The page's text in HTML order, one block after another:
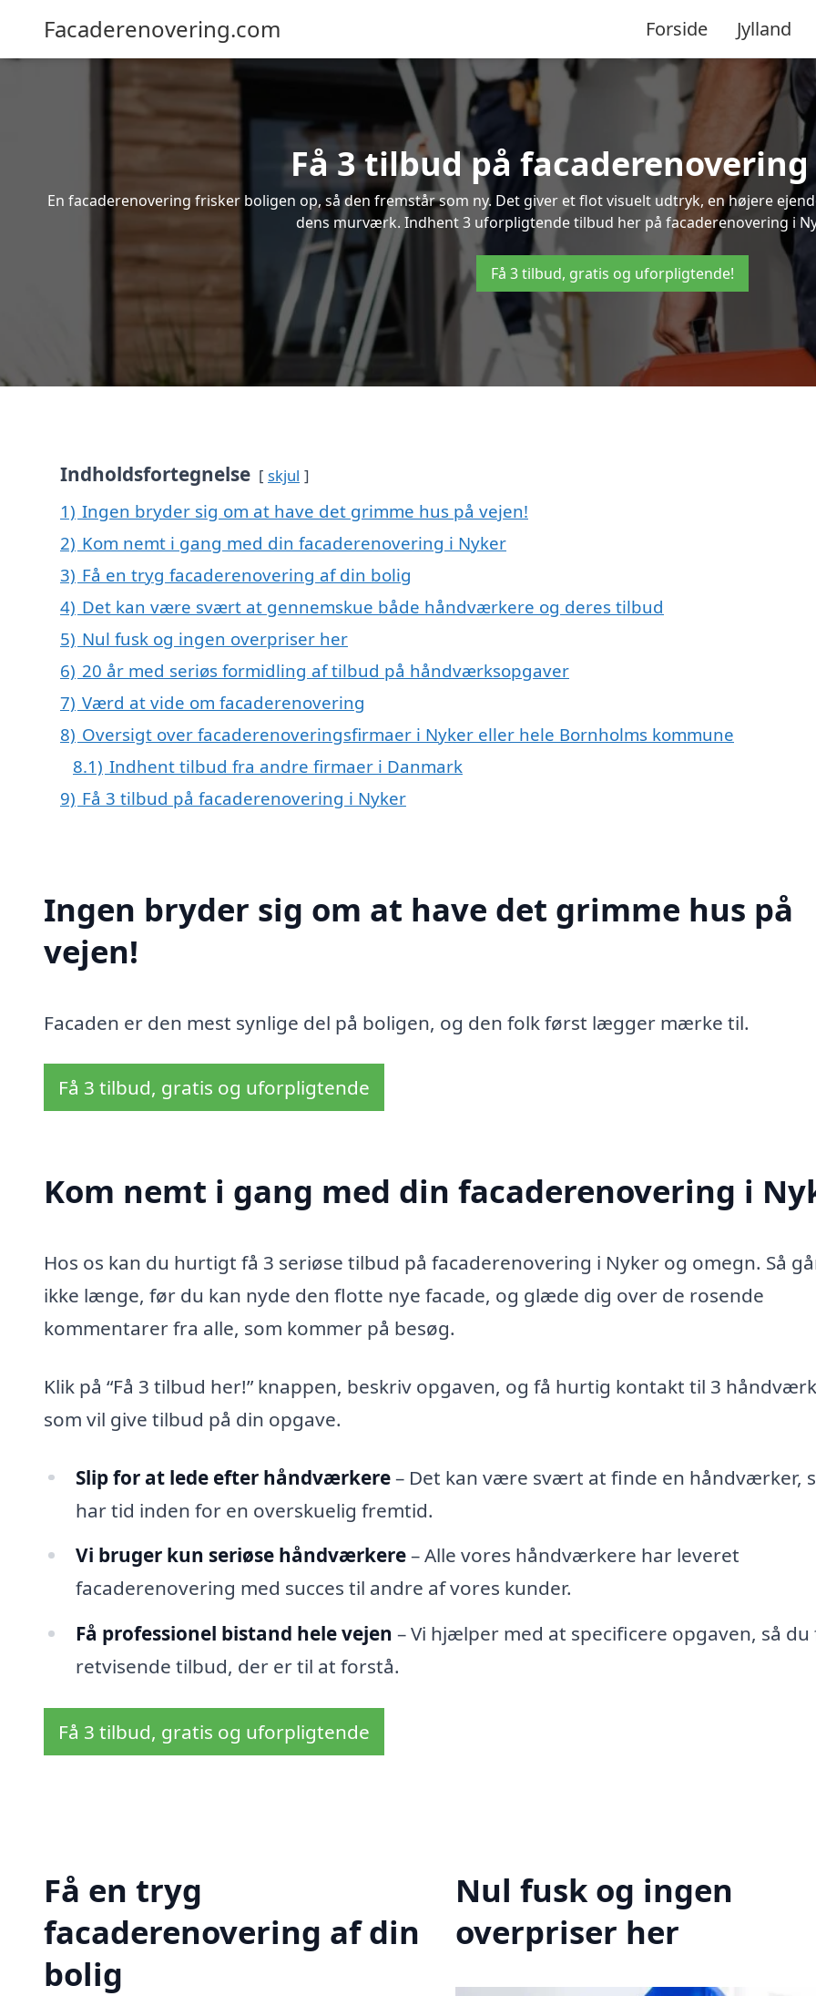
Facaderenovering.com Forside Jylland
Få 3 tilbud på
En facaderenovering frisker boligen op, så den fremstår som ny. Det giver et flot visuelt udtryk, en højere
dens murværk. Indhent 3 uforpligtende tilbud her på facaderenovering i
Få 3 tilbud, gratis og uforpligtende!
Indholdsfortegnelse skjul
1) Ingen bryder sig om at have det grimme hus på vejen!
2) Kom nemt i gang med din facaderenovering i Nyker
3) Få en tryg facaderenovering af din bolig
4) Det kan være svært at gennemskue både håndværkere og deres tilbud
5) Nul fusk og ingen overpriser her
6) 20 år med seriøs formidling af tilbud på håndværksopgaver
7) Værd at vide om facaderenovering
8) Oversigt over facaderenoveringsfirmaer i Nyker eller hele Bornholms kommune
8.1) Indhent tilbud fra andre firmaer i Danmark
9) Få 3 tilbud på facaderenovering i Nyker
Ingen bryder sig om at have det grimme hus på
vejen!
Facaden er den mest synlige del på boligen, og den folk først lægger mærke til.
Få 3 tilbud, gratis og uforpligtende
Kom nemt i gang med din facaderenovering i
Hos os kan du hurtigt få 3 seriøse tilbud på facaderenovering i Nyker og omegn. Så
ikke længe, før du kan nyde den flotte nye facade, og glæde dig over de rosende
kommentarer fra alle, som kommer på besøg.
Klik på “Få 3 tilbud her!” knappen, beskriv opgaven, og få hurtig kontakt til 3
som vil give tilbud på din opgave.
Slip for at lede efter håndværkere– Det kan være svært at finde en håndværker,
har tid inden for en overskuelig fremtid.
Vi bruger kun seriøse håndværkere– Alle vores håndværkere har leveret
facaderenovering med succes til andre af vores kunder.
Få professionel bistand hele vejen – Vi hjælper med at specificere opgaven, så du
retvisende tilbud, der er til at forstå.
Få 3 tilbud, gratis og uforpligtende
Få en tryg
facaderenovering af din
bolig
Nul fusk og ingen
overpriser her